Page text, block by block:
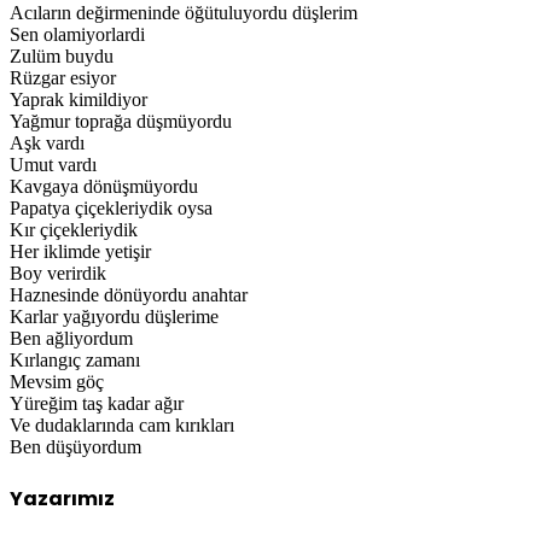
Acıların değirmeninde öğütuluyordu düşlerim
Sen olamiyorlardi
Zulüm buydu
Rüzgar esiyor
Yaprak kimildiyor
Yağmur toprağa düşmüyordu
Aşk vardı
Umut vardı
Kavgaya dönüşmüyordu
Papatya çiçekleriydik oysa
Kır çiçekleriydik
Her iklimde yetişir
Boy verirdik
Haznesinde dönüyordu anahtar
Karlar yağıyordu düşlerime
Ben ağliyordum
Kırlangıç zamanı
Mevsim göç
Yüreğim taş kadar ağır
Ve dudaklarında cam kırıkları
Ben düşüyordum
Yazarımız